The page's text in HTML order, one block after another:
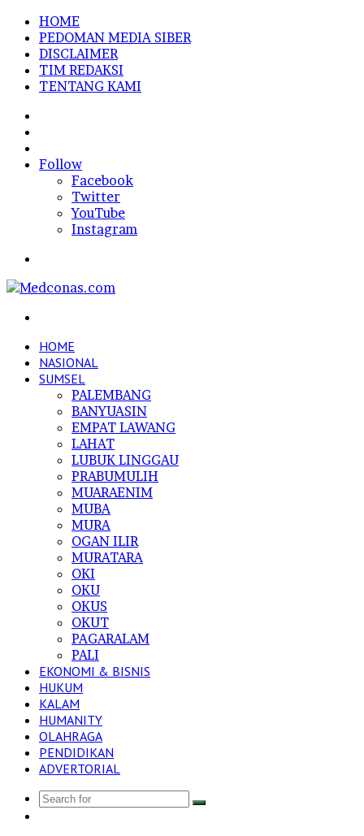
HOME
PEDOMAN MEDIA SIBER
DISCLAIMER
TIM REDAKSI
TENTANG KAMI
In
Follow
Facebook
Twitter
YouTube
Instagram
HOME
NASIONAL
SUMSEL
PALEMBANG
BANYUASIN
EMPAT LAWANG
LAHAT
LUBUK LINGGAU
PRABUMULIH
MUARAENIM
MUBA
MURA
OGAN ILIR
MURATARA
OKI
OKU
OKUS
OKUT
PAGARALAM
PALI
EKONOMI & BISNIS
HUKUM
KALAM
HUMANITY
OLAHRAGA
PENDIDIKAN
ADVERTORIAL
Search